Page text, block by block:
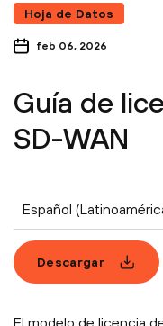
Hoja de Datos
feb 06, 2026
Guía de
SD-WAN
Español
Descargar
El modelo de licencia